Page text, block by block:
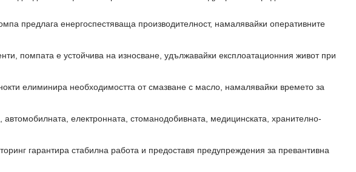
предлага енергоспестяваща производителност, намалявайки оперативните
помпата е устойчива на износване, удължавайки експлоатационния живот при
елиминира необходимостта от смазване с масло, намалявайки времето за
електронната, стоманодобивната, медицинската, хранително-
гарантира стабилна работа и предоставя предупреждения за превантивна